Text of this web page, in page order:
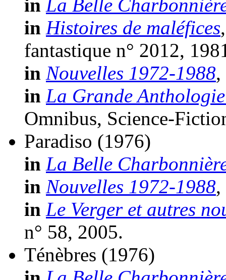
in La Belle
in Histoires de maléfices
fantastique n° 2012,
in Nouvelles 1972-1988,
in La Grande
Omnibus, Science-
Paradiso (1976)
in La Belle
in Nouvelles 1972-1988,
in Le Verger et autres
n° 58, 2005.
Ténèbres (1976)